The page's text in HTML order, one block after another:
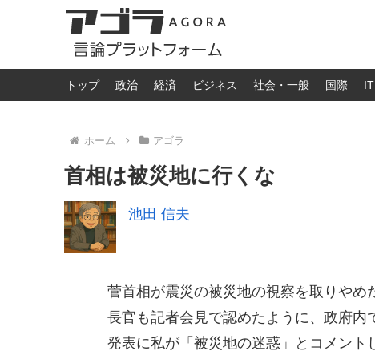
トップ 政治 経済 ビジネス 社会・一般 国際 IT
ホーム アゴラ
首相は被災地に行くな
池田 信夫
菅首相が震災の被災地の視察を取りや
長官も記者会見で認めたように、政府
発表に私が「被災地の迷惑」とコメン